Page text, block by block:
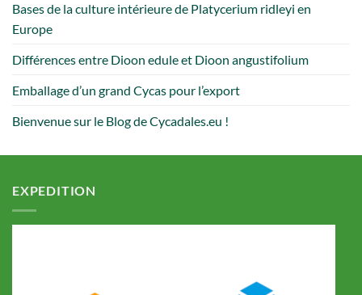
Bases de la culture intérieure de Platycerium ridleyi en
Europe
Différences entre Dioon edule et Dioon angustifolium
Emballage d’un grand Cycas pour l’export
Bienvenue sur le Blog de Cycadales.eu !
EXPEDITION